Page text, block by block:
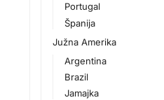
Portugal
Španija
Južna Amerika
Argentina
Brazil
Jamajka